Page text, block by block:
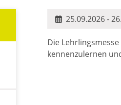
25.09.2026-
Die
kennenzulernen